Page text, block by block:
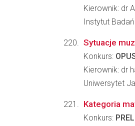
Kierownik: dr
Instytut
Sytuacje
Konkurs:
Kierownik: dr
Uniwersytet
Kategoria
Konkurs: